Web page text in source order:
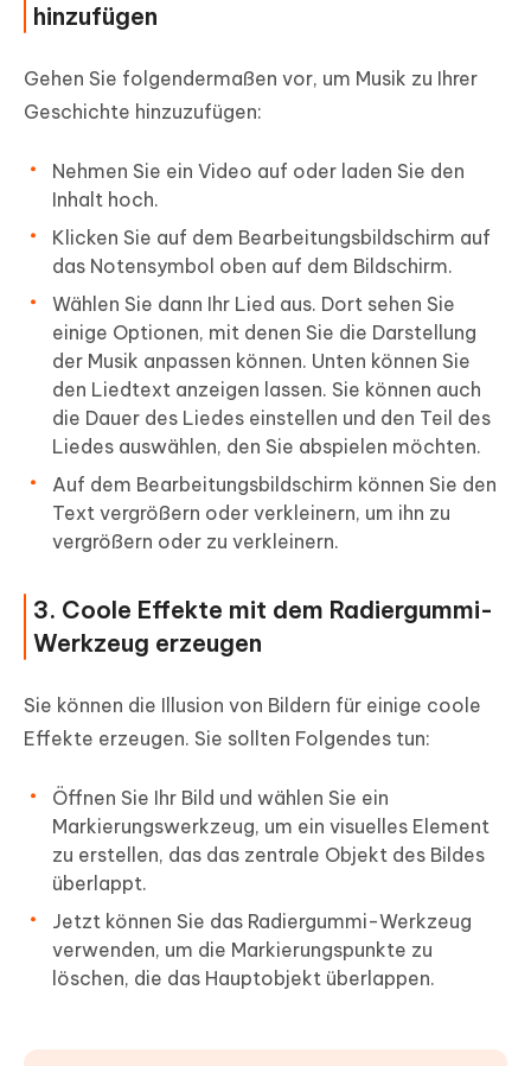
hinzufügen
Gehen Sie folgendermaßen vor, um Musik zu Ihrer
Geschichte hinzuzufügen:
Nehmen Sie ein Video auf oder laden Sie den
Inhalt hoch.
Klicken Sie auf dem Bearbeitungsbildschirm auf
das Notensymbol oben auf dem Bildschirm.
Wählen Sie dann Ihr Lied aus. Dort sehen Sie
einige Optionen, mit denen Sie die Darstellung
der Musik anpassen können. Unten können Sie
den Liedtext anzeigen lassen. Sie können auch
die Dauer des Liedes einstellen und den Teil des
Liedes auswählen, den Sie abspielen möchten.
Auf dem Bearbeitungsbildschirm können Sie den
Text vergrößern oder verkleinern, um ihn zu
vergrößern oder zu verkleinern.
3. Coole Effekte mit dem Radiergummi-
Werkzeug erzeugen
Sie können die Illusion von Bildern für einige coole
Effekte erzeugen. Sie sollten Folgendes tun:
Öffnen Sie Ihr Bild und wählen Sie ein
Markierungswerkzeug, um ein visuelles Element
zu erstellen, das das zentrale Objekt des Bildes
überlappt.
Jetzt können Sie das Radiergummi-Werkzeug
verwenden, um die Markierungspunkte zu
löschen, die das Hauptobjekt überlappen.